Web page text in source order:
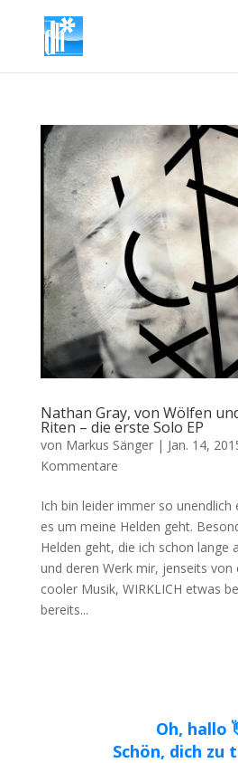
Nathan Gray, von Wölfen
Riten – die erste Solo EP
von Markus Sänger| Jan. 14,
Kommentare
Ich bin leider immer so
es um meine Helden geht.
Helden geht, die ich schon lange
und deren Werk mir, jenseits von
cooler Musik, WIRKLICH etwas
bereits...
Oh, hallo
Schön, dich zu